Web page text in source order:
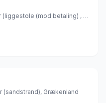
afstand til stranden ca. 450 meter (liggestole (mod betaling) , parasol (mod betaling) ), Grækenland
(sandstrand), Grækenland